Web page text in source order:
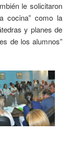
le solicitaron
cocina” como la
y planes de
de los alumnos”